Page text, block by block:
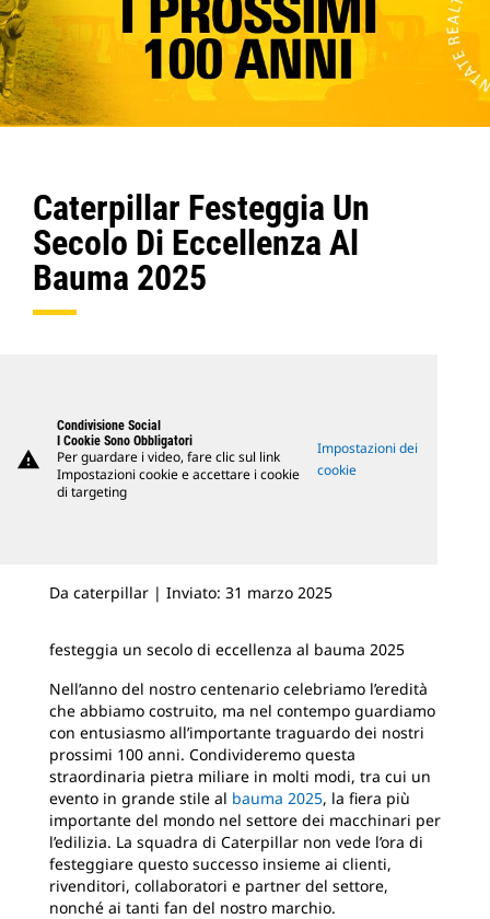
Caterpillar Festeggia Un
Secolo Di Eccellenza Al
Bauma 2025
warning
Condivisione Social
I Cookie Sono Obbligatori
Per guardare i video, fare clic sul link
Impostazioni cookie e accettare i cookie
di targeting
Impostazioni dei
cookie
Da caterpillar | Inviato: 31 marzo 2025
festeggia un secolo di eccellenza al bauma 2025
Nell’anno del nostro centenario celebriamo l’eredità
che abbiamo costruito, ma nel contempo guardiamo
con entusiasmo all’importante traguardo dei nostri
prossimi 100 anni. Condivideremo questa
straordinaria pietra miliare in molti modi, tra cui un
evento in grande stile al bauma 2025, la fiera più
importante del mondo nel settore dei macchinari per
l’edilizia. La squadra di Caterpillar non vede l’ora di
festeggiare questo successo insieme ai clienti,
rivenditori, collaboratori e partner del settore,
nonché ai tanti fan del nostro marchio.